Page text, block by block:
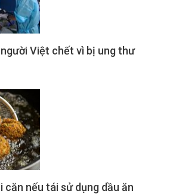
Việt chết vì bị ung thư
căn nếu tái sử dụng dầu ăn